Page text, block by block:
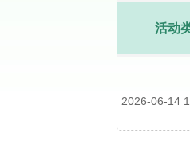
活动
2026-06-14